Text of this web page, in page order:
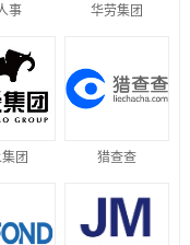
事 华劳集团
团 猎查查